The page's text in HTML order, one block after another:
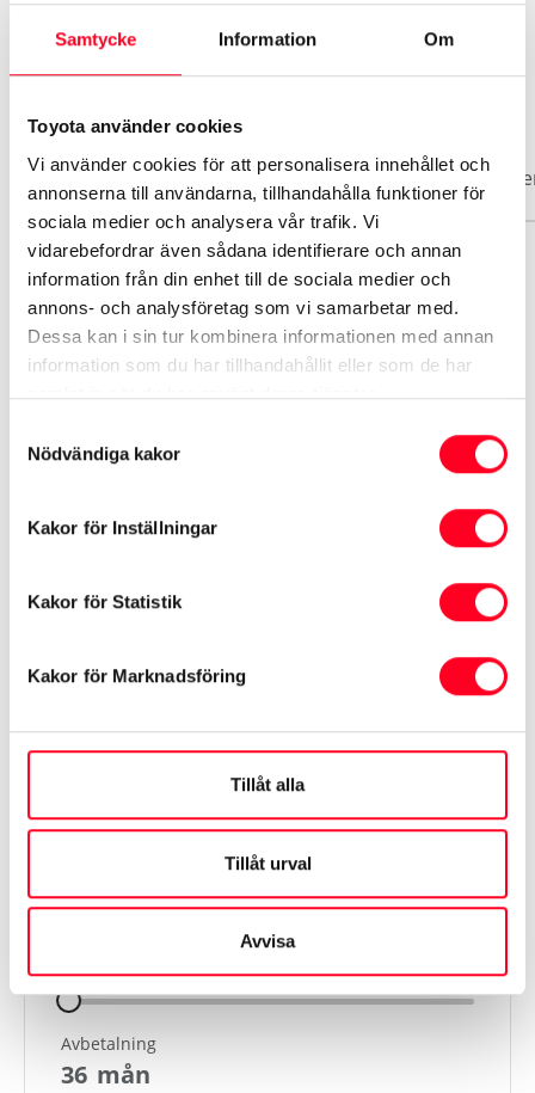
Samtycke Information Om
Toyota använder cookies
Vi använder cookies för att personalisera innehållet och
annonserna till användarna, tillhandahålla funktioner för
sociala medier och analysera vår trafik. Vi
vidarebefordrar även sådana identifierare och annan
information från din enhet till de sociala medier och
annons- och analysföretag som vi samarbetar med.
Dessa kan i sin tur kombinera informationen med annan
information som du har tillhandahållit eller som de har
samlat in när du har använt deras tjänster.
Nödvändiga kakor
Kakor för Inställningar
Kakor för Statistik
Kakor för Marknadsföring
Tillåt alla
Tillåt urval
Avvisa
Basuppgifter Funktioner Interiör Exteriör
Märke
Toyota
Informationen hämtas från Transportstyrelsen och
Avbetalning
36 mån